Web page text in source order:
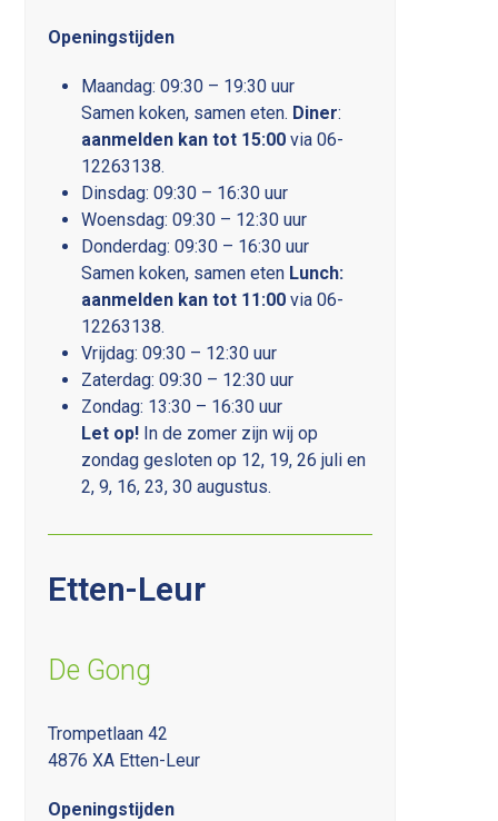
Openingstijden
Maandag: 09:30 – 19:30 uur
Samen koken, samen eten. Diner:
aanmelden kan tot 15:00 via 06-
12263138.
Dinsdag: 09:30 – 16:30 uur
Woensdag: 09:30 – 12:30 uur
Donderdag: 09:30 – 16:30 uur
Samen koken, samen eten Lunch:
aanmelden kan tot 11:00 via 06-
12263138.
Vrijdag: 09:30 – 12:30 uur
Zaterdag: 09:30 – 12:30 uur
Zondag: 13:30 – 16:30 uur
Let op! In de zomer zijn wij op
zondag gesloten op 12, 19, 26 juli en
2, 9, 16, 23, 30 augustus.
Etten-Leur
De Gong
Trompetlaan 42
4876 XA Etten-Leur
Openingstijden